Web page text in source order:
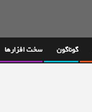
گوناگون سخت افزارها